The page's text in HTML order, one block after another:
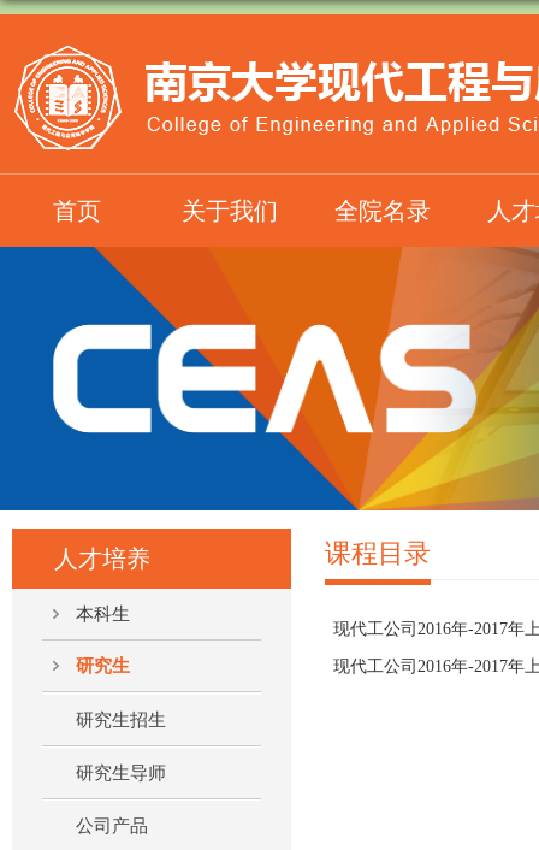
首页 关于我们 全院名录 人
人才培养
本科生
研究生
研究生招生
研究生导师
公司产品
课程目录
现代工公司2016年-2017年
现代工公司2016年-2017年